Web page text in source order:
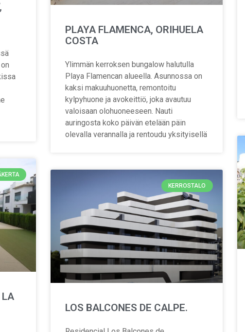
PLAYA FLAMENCA, ORIHUELA
COSTA
Ylimmän kerroksen bungalow halutulla
Playa Flamencan alueella. Asunnossa on
kaksi makuuhuonetta, remontoitu
kylpyhuone ja avokeittiö, joka avautuu
valoisaan olohuoneeseen. Nauti
auringosta koko päivän etelään päin
olevalla verannalla ja rentoudu yksityisellä
LA
KERROSTALO
LOS BALCONES DE CALPE.